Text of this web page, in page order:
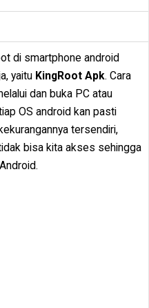
di smartphone android
yaitu KingRoot Apk. Cara
dan buka PC atau
OS android kan pasti
tersendiri,
bisa kita akses sehingga